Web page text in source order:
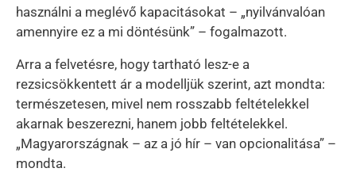
használni a meglévő kapacitásokat – „nyilvánvalóan
amennyire ez a mi döntésünk” – fogalmazott.
Arra a felvetésre, hogy tartható lesz-e a
rezsicsökkentett ár a modelljük szerint, azt mondta:
természetesen, mivel nem rosszabb feltételekkel
akarnak beszerezni, hanem jobb feltételekkel.
„Magyarországnak – az a jó hír – van opcionalitása” –
mondta.